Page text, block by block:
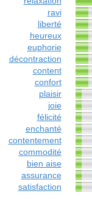
ravi
liberté
heureux
euphorie
décontraction
content
confort
plaisir
joie
félicité
enchanté
contentement
commodité
bien aise
assurance
satisfaction